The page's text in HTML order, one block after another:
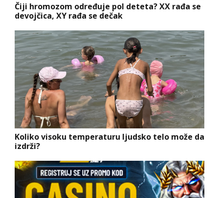
Čiji hromozom određuje pol deteta? XX rađa se
devojčica, XY rađa se dečak
Koliko visoku temperaturu ljudsko telo može da
izdrži?